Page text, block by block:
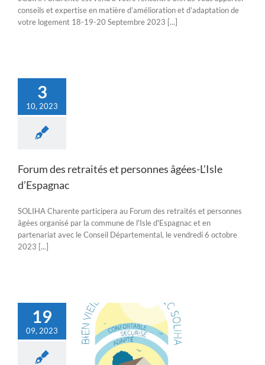
conseils et expertise en matière d’amélioration et d’adaptation de
votre logement 18-19-20 Septembre 2023 [...]
3
10, 2023
Forum des retraités et personnes âgées-L’Isle
d’Espagnac
SOLIHA Charente participera au Forum des retraités et personnes
âgées organisé par la commune de l'Isle d'Espagnac et en
partenariat avec le Conseil Départemental, le vendredi 6 octobre
2023 [...]
19
09, 2023
chez soi avec